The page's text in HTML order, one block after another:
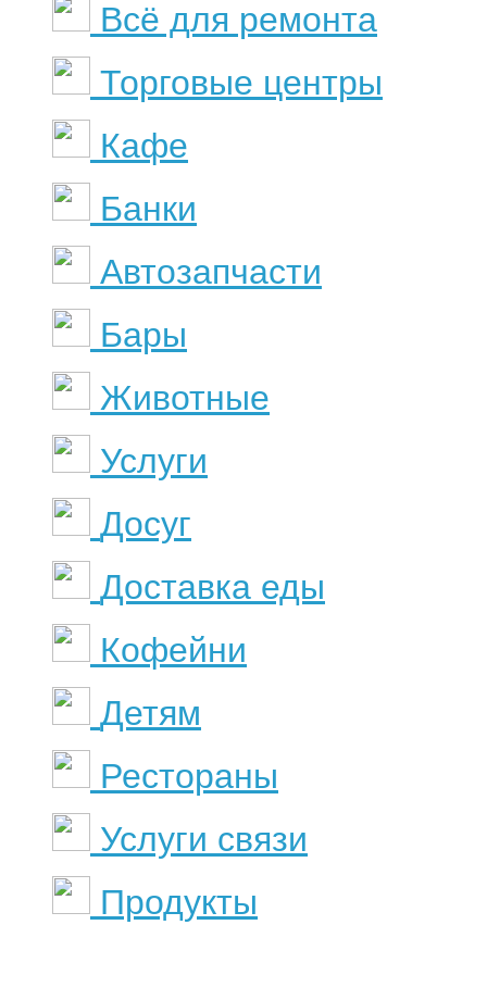
Всё для ремонта
Торговые центры
Кафе
Банки
Автозапчасти
Бары
Животные
Услуги
Досуг
Доставка еды
Кофейни
Детям
Рестораны
Услуги связи
Продукты